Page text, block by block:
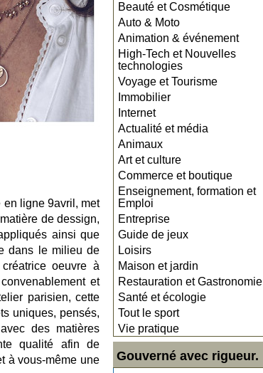
Beauté et Cosmétique
Auto & Moto
Animation & événement
High-Tech et Nouvelles
technologies
Voyage et Tourisme
Immobilier
Internet
Actualité et média
Animaux
Art et culture
Commerce et boutique
Enseignement, formation et
Emploi
Entreprise
Guide de jeux
Loisirs
Maison et jardin
Restauration et Gastronomie
Santé et écologie
Tout le sport
Vie pratique
Gouverné avec rigueur.
en ligne 9avril, met
de dessign,
ainsi que
dans le milieu de
oeuvre à
et
parisien, cette
uniques, pensés,
des matières
qualité afin de
à vous-même une